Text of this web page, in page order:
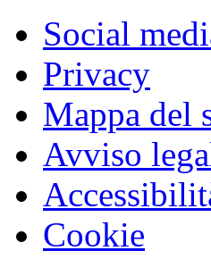
Social
Privacy
Mappa del
Avviso
Cookie